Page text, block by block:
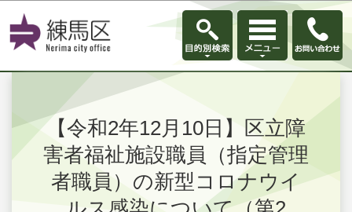
このページの本文へ移動
【令和2年12月10日】区立障
害者福祉施設職員（指定管理
者職員）の新型コロナウイ